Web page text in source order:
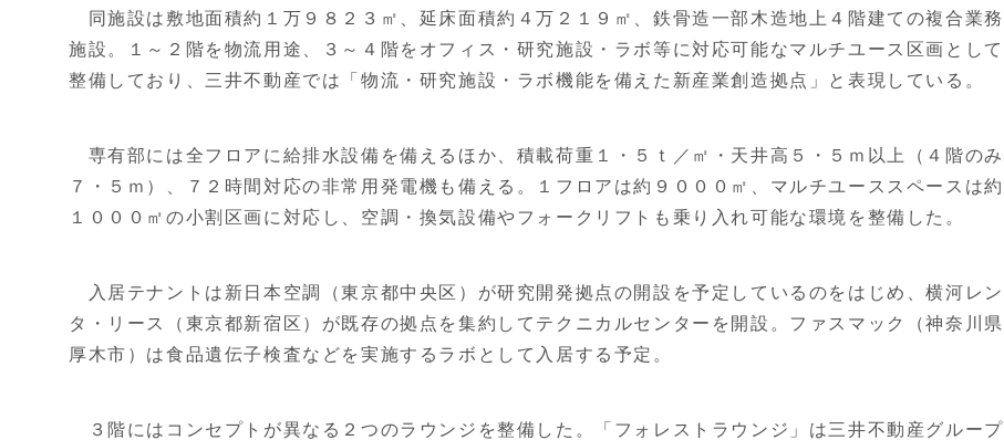
同施設は敷地面積約１万９８２３㎡、延床面積約４万２１９㎡、鉄骨造一部木造地上４階建ての複合業務
施設。１～２階を物流用途、３～４階をオフィス・研究施設・ラボ等に対応可能なマルチユース区画として
整備しており、三井不動産では「物流・研究施設・ラボ機能を備えた新産業創造拠点」と表現している。
専有部には全フロアに給排水設備を備えるほか、積載荷重１・５ｔ／㎡・天井高５・５ｍ以上（４階のみ
７・５ｍ）、７２時間対応の非常用発電機も備える。１フロアは約９０００㎡、マルチユーススペースは約
１０００㎡の小割区画に対応し、空調・換気設備やフォークリフトも乗り入れ可能な環境を整備した。
入居テナントは新日本空調（東京都中央区）が研究開発拠点の開設を予定しているのをはじめ、横河レン
タ・リース（東京都新宿区）が既存の拠点を集約してテクニカルセンターを開設。ファスマック（神奈川県
厚木市）は食品遺伝子検査などを実施するラボとして入居する予定。
３階にはコンセプトが異なる２つのラウンジを整備した。「フォレストラウンジ」は三井不動産グループ